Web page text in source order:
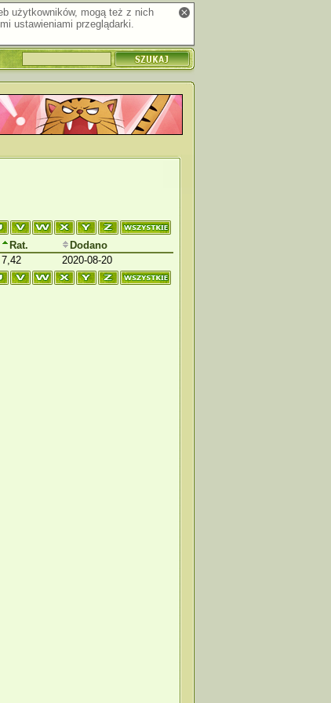
użytkowników, mogą też z nich
ustawieniami przeglądarki.
Rat.
Dodano
7,42 2020-08-20